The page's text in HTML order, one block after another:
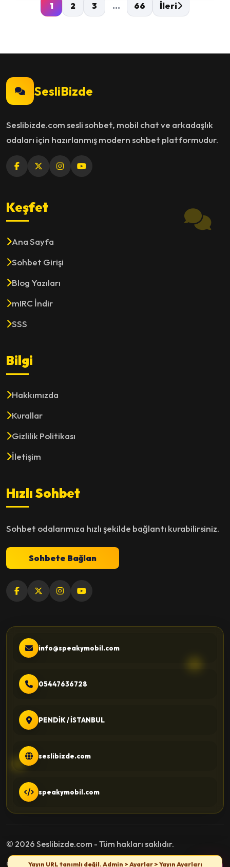
1 2 3 ... 66 İleri
SesliBizde
Seslibizde.com sesli sohbet, mobil chat ve arkadaşlık
odaları için hazırlanmış modern sohbet platformudur.
Keşfet
Ana Sayfa
Sohbet Girişi
Blog Yazıları
mIRC İndir
SSS
Bilgi
Hakkımızda
Kurallar
Gizlilik Politikası
İletişim
Hızlı Sohbet
Sohbet odalarımıza hızlı şekilde bağlantı kurabilirsiniz.
Sohbete Bağlan
info@speakymobil.com
05447636728
PENDİK / İSTANBUL
seslibizde.com
speakymobil.com
© 2026 Seslibizde.com - Tüm hakları saklıdır.
Gizlilik PolitikasıKullanım Şartlarıİletişim
Yayın URL tanımlı değil. Admin > Ayarlar > Yayın Ayarları